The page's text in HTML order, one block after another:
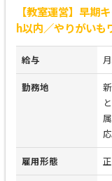
【教室運営】早期
h以内／やりがいも
給与
勤務地
雇用形態